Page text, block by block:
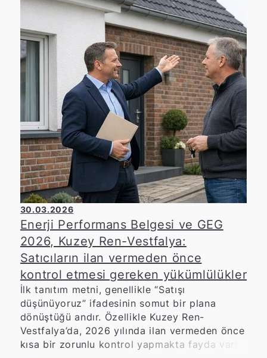
paylaşmakta ve böylece bölgesel ekonominin
güçlendirilmesine önemli bir katkı
sağlamaktadır. IHK, kendisine sürekli bağlılığı
için teşekkür eder ve 45. yaş gününü
içtenlikle kutlar.
30.03.2026
Enerji Performans Belgesi ve GEG
2026, Kuzey Ren-Vestfalya:
Satıcıların ilan vermeden önce
kontrol etmesi gereken yükümlülükler
İlk tanıtım metni, genellikle “Satışı
düşünüyoruz” ifadesinin somut bir plana
dönüştüğü andır. Özellikle Kuzey Ren-
Vestfalya’da, 2026 yılında ilan vermeden önce
kısa bir zorunlu kontrol yapmakta fayda var: